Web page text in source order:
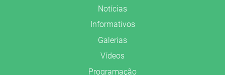
Notícias
Informativos
Galerias
Vídeos
Programação